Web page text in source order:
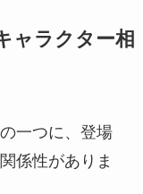
ャラクター相
一つに、登場
係性がありま